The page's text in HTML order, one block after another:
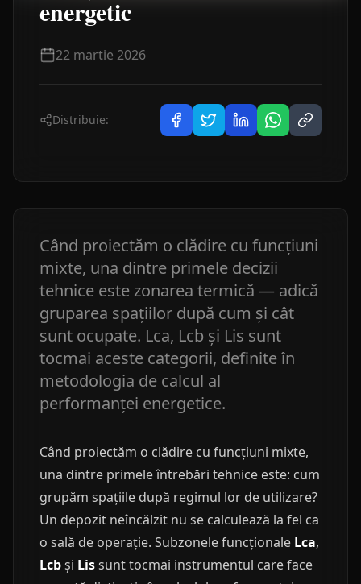
energetic
22 martie 2026
Distribuie:
Când proiectăm o clădire cu funcțiuni
mixte, una dintre primele decizii
tehnice este zonarea termică — adică
gruparea spațiilor după cum și cât
sunt ocupate. Lca, Lcb și Lis sunt
tocmai aceste categorii, definite în
metodologia de calcul al
performanței energetice.
Când proiectăm o clădire cu funcțiuni mixte,
una dintre primele întrebări tehnice este: cum
grupăm spațiile după regimul lor de utilizare?
Un depozit neîncălzit nu se calculează la fel ca
o sală de operație. Subzonele funcționale Lca,
Lcbși Lissunt tocmai instrumentul care face